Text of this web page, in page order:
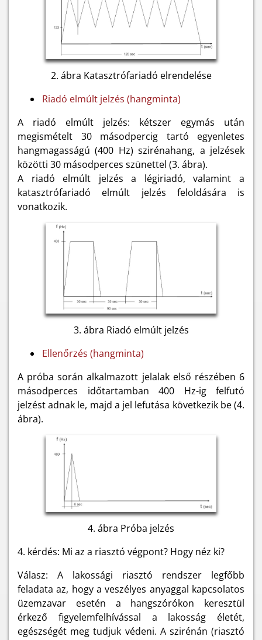
2. ábra Katasztrófariadó elrendelése
Riadó elmúlt jelzés (hangminta)
A riadó elmúlt jelzés: kétszer egymás után
megismételt 30 másodpercig tartó egyenletes
hangmagasságú (400 Hz) szirénahang, a jelzések
közötti 30 másodperces szünettel (3. ábra).
A riadó elmúlt jelzés a légiriadó, valamint a
katasztrófariadó elmúlt jelzés feloldására is
vonatkozik.
3. ábra Riadó elmúlt jelzés
Ellenőrzés (hangminta)
A próba során alkalmazott jelalak első részében 6
másodperces időtartamban 400 Hz-ig felfutó
jelzést adnak le, majd a jel lefutása következik be (4.
ábra).
4. ábra Próba jelzés
4. kérdés: Mi az a riasztó végpont? Hogy néz ki?
Válasz: A lakossági riasztó rendszer legfőbb
feladata az, hogy a veszélyes anyaggal kapcsolatos
üzemzavar esetén a hangszórókon keresztül
érkező figyelemfelhívással a lakosság életét,
egészségét meg tudjuk védeni. A szirénán (riasztó